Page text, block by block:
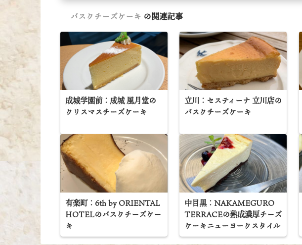
バスクチーズケーキ の関連記事
成城学園前：成城 風月堂の
クリスマスチーズケーキ
立川：セスティーナ 立川店の
バスクチーズケーキ
有楽町：6th by ORIENTAL
HOTELのバスクチーズケー
キ
中目黒：NAKAMEGURO
TERRACEの熟成濃厚チーズ
ケーキニューヨークスタイル